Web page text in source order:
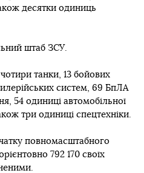
десятки одиниць
штаб ЗСУ.
танки, 13 бойових
систем, 69 БпЛА
54 одиниці автомобільної
три одиниці спецтехніки.
повномасштабного
792 170 своїх